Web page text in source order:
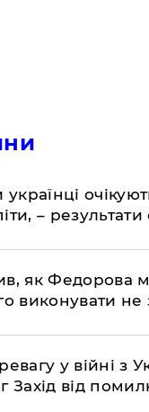
українці
–
як Федорова
виконувати не
у війні з
Захід від